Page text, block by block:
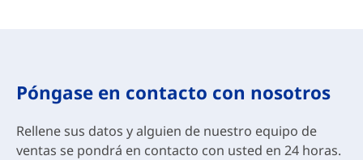
Póngase en contacto con nosotros
Rellene sus datos y alguien de nuestro equipo de
ventas se pondrá en contacto con usted en 24 horas.